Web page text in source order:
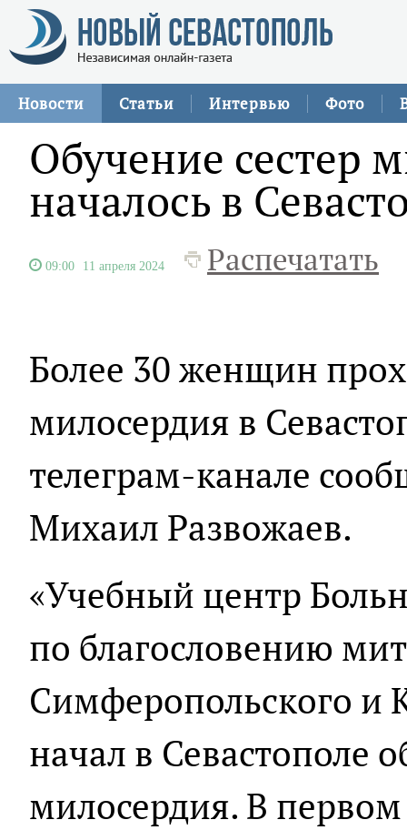
Новости Статьи Интервью Фото
Обучение сестер
началось в
09:00 11 апреля 2024 Распечатать
Более 30 женщин
милосердия в
телеграм-канале
Михаил Развожаев.
«Учебный центр
по благословению
Симферопольского и
начал в Севастополе
милосердия. В